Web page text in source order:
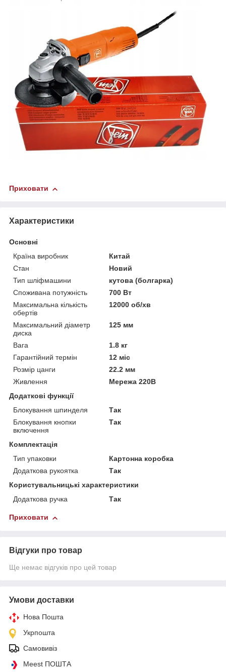
Приховати
Характеристики
Основні
Країна виробник
Китай
Стан
Новий
Тип шліфмашини
кутова (болгарка)
Споживана потужність
700 Вт
Максимальна кількість
обертів
12000 об/хв
Максимальний діаметр
диска
125 мм
Вага
1.8 кг
Гарантійний термін
12 міс
Розмір цанги
22.2 мм
Живлення
Мережа 220В
Додаткові функції
Блокування шпинделя
Так
Блокування кнопки
включення
Так
Комплектація
Тип упаковки
Картонна коробка
Додаткова рукоятка
Так
Користувальницькі характеристики
Додаткова ручка
Так
Приховати
Відгуки про товар
Ще немає відгуків про цей товар
Умови доставки
Нова Пошта
Укрпошта
Самовивіз
Meest ПОШТА